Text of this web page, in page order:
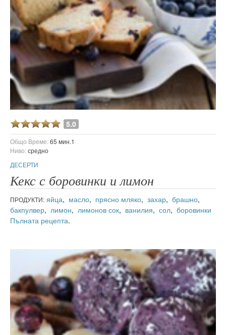
5.0
Общо Време:65 мин.1
Ниво:средно
ДЕСЕРТИ
Кекс с боровинки и лимон
ПРОДУКТИ: яйца, масло, прясно мляко, захар, брашно,
бакпулвер, лимон, лимонов сок, ванилия, сол, боровинки
Пълната рецепта.